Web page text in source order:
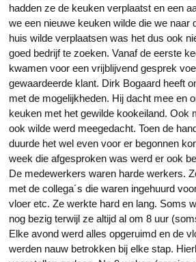
hadden ze de keuken verplaatst en een
we een nieuwe keuken wilde die we naar
huis wilde verplaatsen was het dus ook
goed bedrijf te zoeken. Vanaf de eerste
kwamen voor een vrijblijvend gesprek
gewaardeerde klant. Dirk Bogaard heeft
met de mogelijkheden. Hij dacht mee en
keuken met het gewilde kookeiland. Ook
ook wilde werd meegedacht. Toen de
duurde het wel even voor er begonnen
week die afgesproken was werd er ook
De medewerkers waren harde werkers.
met de collega´s die waren ingehuurd
vloer etc. Ze werkte hard en lang. Soms
nog bezig terwijl ze altijd al om 8 uur
Elke avond werd alles opgeruimd en de
werden nauw betrokken bij elke stap.